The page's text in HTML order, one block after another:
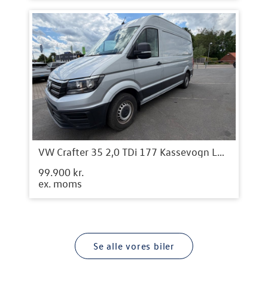
VW Crafter 35 2,0 TDi 177 Kassevogn L3H3 aut.
99.900 kr.
ex. moms
Se alle vores biler